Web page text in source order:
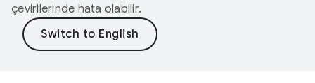
çevirilerinde hata olabilir.